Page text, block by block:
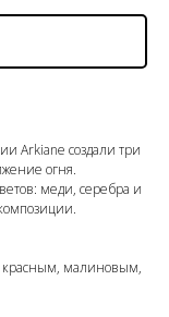
Arkiane создали три
огня.
меди, серебра и
малиновым,